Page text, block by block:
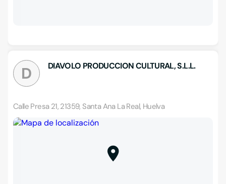
D DIAVOLO PRODUCCION CULTURAL, S.L.L.
Calle Presa 21, 21359, Santa Ana La Real, Huelva